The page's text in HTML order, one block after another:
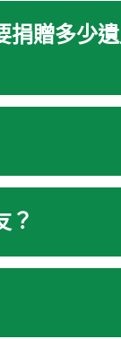
捐贈多少
？